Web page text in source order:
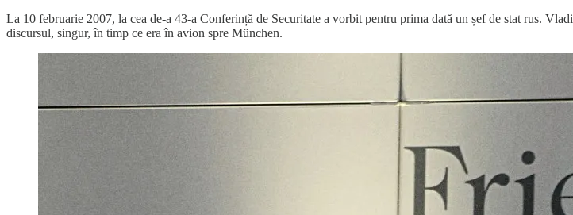
La 10 februarie 2007, la cea de-a 43-a Conferință de Securitate a vorbit pentru prima dată un șef de stat rus.
discursul, singur, în timp ce era în avion spre München.